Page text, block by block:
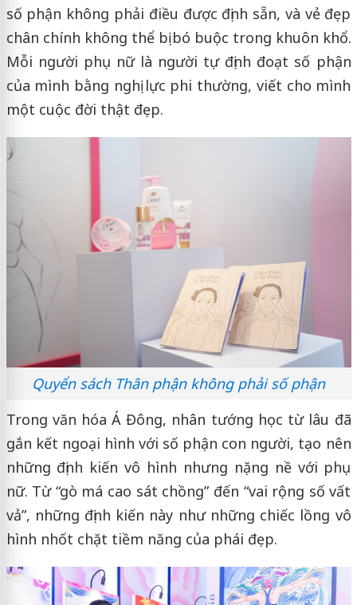
số phận không phải điều được định sẵn, và vẻ đẹp
chân chính không thể bị bó buộc trong khuôn khổ.
Mỗi người phụ nữ là người tự định đoạt số phận
của mình bằng nghị lực phi thường, viết cho mình
một cuộc đời thật đẹp.
Quyển sách Thân phận không phải số phận
Trong văn hóa Á Đông, nhân tướng học từ lâu đã
gắn kết ngoại hình với số phận con người, tạo nên
những định kiến vô hình nhưng nặng nề với phụ
nữ. Từ “gò má cao sát chồng” đến “vai rộng số vất
vả”, những định kiến này như những chiếc lồng vô
hình nhốt chặt tiềm năng của phái đẹp.